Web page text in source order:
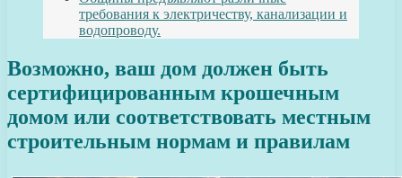
требования к электричеству, канализации и
водопроводу.
Возможно, ваш дом должен быть
сертифицированным крошечным
домом или соответствовать местным
строительным нормам и правилам